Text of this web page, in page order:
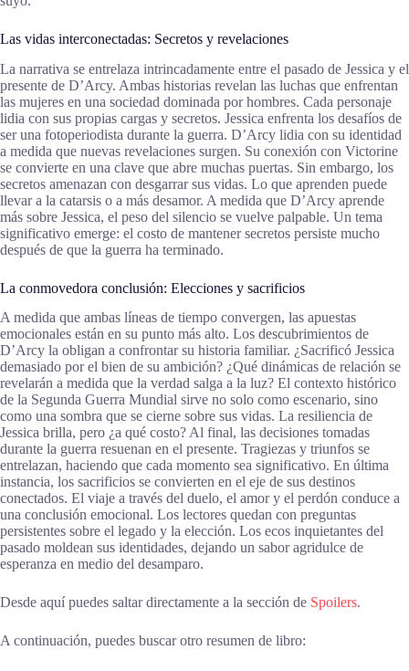
Las vidas interconectadas: Secretos y revelaciones
La narrativa se entrelaza intrincadamente entre el pasado de Jessica y el
presente de D’Arcy. Ambas historias revelan las luchas que enfrentan
las mujeres en una sociedad dominada por hombres. Cada personaje
lidia con sus propias cargas y secretos. Jessica enfrenta los desafíos de
ser una fotoperiodista durante la guerra. D’Arcy lidia con su identidad
a medida que nuevas revelaciones surgen. Su conexión con Victorine
se convierte en una clave que abre muchas puertas. Sin embargo, los
secretos amenazan con desgarrar sus vidas. Lo que aprenden puede
llevar a la catarsis o a más desamor. A medida que D’Arcy aprende
más sobre Jessica, el peso del silencio se vuelve palpable. Un tema
significativo emerge: el costo de mantener secretos persiste mucho
después de que la guerra ha terminado.
La conmovedora conclusión: Elecciones y sacrificios
A medida que ambas líneas de tiempo convergen, las apuestas
emocionales están en su punto más alto. Los descubrimientos de
D’Arcy la obligan a confrontar su historia familiar. ¿Sacrificó Jessica
demasiado por el bien de su ambición? ¿Qué dinámicas de relación se
revelarán a medida que la verdad salga a la luz? El contexto histórico
de la Segunda Guerra Mundial sirve no solo como escenario, sino
como una sombra que se cierne sobre sus vidas. La resiliencia de
Jessica brilla, pero ¿a qué costo? Al final, las decisiones tomadas
durante la guerra resuenan en el presente. Tragiezas y triunfos se
entrelazan, haciendo que cada momento sea significativo. En última
instancia, los sacrificios se convierten en el eje de sus destinos
conectados. El viaje a través del duelo, el amor y el perdón conduce a
una conclusión emocional. Los lectores quedan con preguntas
persistentes sobre el legado y la elección. Los ecos inquietantes del
pasado moldean sus identidades, dejando un sabor agridulce de
esperanza en medio del desamparo.
Desde aquí puedes saltar directamente a la sección de Spoilers.
A continuación, puedes buscar otro resumen de libro: